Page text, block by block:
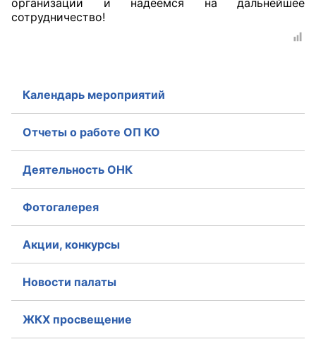
Доходы руководителя за 2024 г.
сотрудничество!
Календарь мероприятий
Отчеты о работе ОП КО
Деятельность ОНК
Фотогалерея
Акции, конкурсы
Новости палаты
ЖКХ просвещение